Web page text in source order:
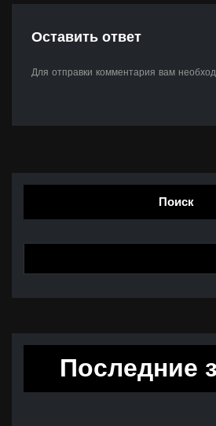
Оставить ответ
Для отправки комментария вам
Поиск
Последние